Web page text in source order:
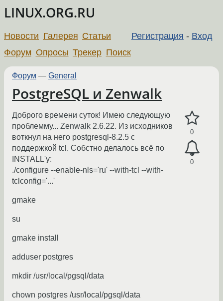
LINUX.ORG.RU
Регистрация - Вход
Новости Галерея Статьи
Форум Опросы Трекер Поиск
Форум — General
PostgreSQL и Zenwalk
0
0
Доброго времени суток! Имею следующую
проблемму... Zenwalk 2.6.22. Из исходников
воткнул на него postgresql-8.2.5 с
поддержкой tcl. Собстно делалось всё по
INSTALL'y:
./configure --enable-nls='ru' --with-tcl --with-
tclconfig='...'
gmake
su
gmake install
adduser postgres
mkdir /usr/local/pgsql/data
chown postgres /usr/local/pgsql/data